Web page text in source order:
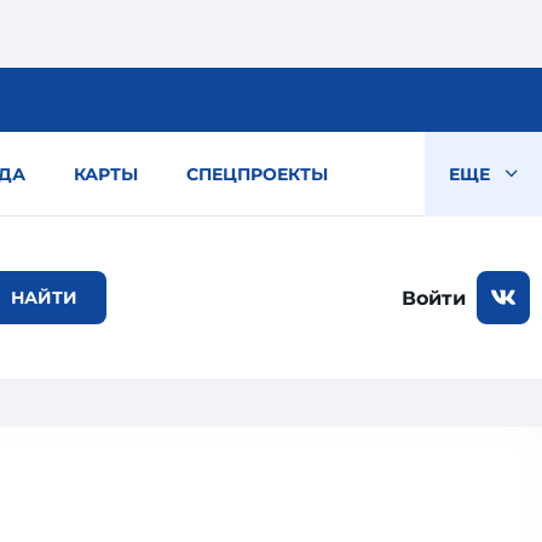
КАРТЫ СПЕЦПРОЕКТЫ ЕЩЕ
Войти